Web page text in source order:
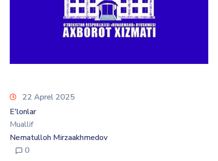
22 Aprel 2025
E'lonlar
Muallif
Nematulloh Mirzaakhmedov
0